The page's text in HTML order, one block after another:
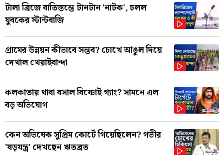
টালা ব্রিজে বাতিস্তম্ভে টানটান 'নাটক', চলল
যুবকের স্টান্টবাজি
গ্রামের উন্নয়ন কীভাবে সম্ভব? চোখে আঙুল দিয়ে
দেখাল খেয়াইবান্দা
কলকাতায় থাবা বসাল বিষ্ণোই গ্যাং? সামনে এল
বড় অভিযোগ
কেন অভিষেক সুপ্রিম কোর্টে গিয়েছিলেন? গভীর
'ষড়যন্ত্র' দেখছেন ঋতব্রত